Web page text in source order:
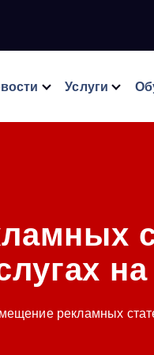
Услуги
рекламных